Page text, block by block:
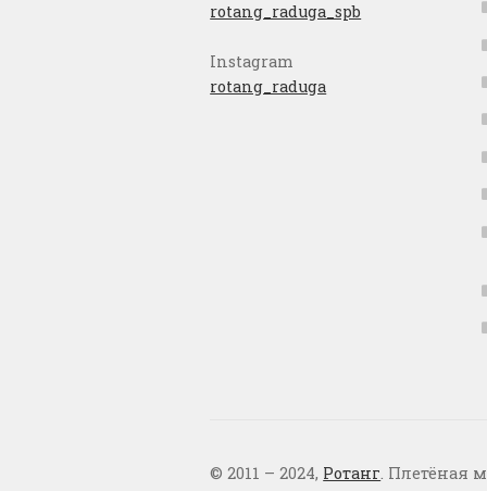
rotang_raduga_spb
Instagram
rotang_raduga
© 2011 – 2024, Ротанг. Плетёная